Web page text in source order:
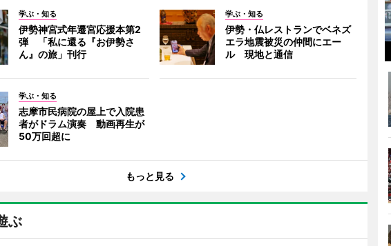
学ぶ・知る
伊勢神宮式年遷宮応援本第2
弾 「私に還る『お伊勢さ
ん』の旅」刊行
学ぶ・知る
伊勢・仏レストランでベネズ
エラ地震被災の仲間にエー
ル 現地と通信
学ぶ・知る
志摩市民病院の屋上で入院患
者がドラム演奏 動画再生が
50万回超に
もっと見る
ぶ